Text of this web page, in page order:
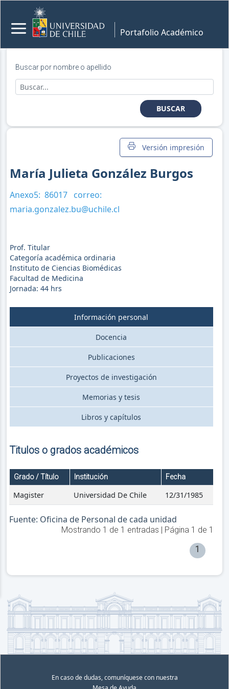
Portafolio Académico
Buscar por nombre o apellido
BUSCAR
Versión impresión
María Julieta González Burgos
Anexo5: 86017
correo:
maria.gonzalez.bu@uchile.cl
Prof. Titular
Categoría académica ordinaria
Instituto de Ciencias Biomédicas
Facultad de Medicina
Jornada: 44hrs
Información personal
Docencia
Publicaciones
Proyectos de investigación
Memorias y tesis
Libros y capítulos
Titulos o grados académicos
Grado / Título Institución Fecha
Magister Universidad De Chile 12/31/1985
Fuente: Oficina de Personal de cada unidad
Mostrando 1 de 1 entradas | Página 1 de 1
1
En caso de dudas, comuníquese con nuestra